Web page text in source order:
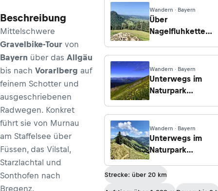
Beschreibung
Mittelschwere
Gravelbike-Tour von
Bayern über das Allgäu
bis nach Vorarlberg auf
feinem Schotter und
ausgeschriebenen
Radwegen. Konkret
führt sie von Murnau
am Staffelsee über
Füssen, das Vilstal,
Starzlachtal und
Sonthofen nach
Bregenz.
Wandern · Bayern
Über
Nagelfluhkette
Tag 2: Von den
Hütten unterm
Stuiben zur
Hochgratbahn
Wandern · Bayern
Unterwegs im
Naturpark
Etappe 2:
Kemptner
Naturfreundehaus
- Staufner Haus
Wandern · Bayern
Unterwegs im
Naturpark
Etappe 3:
Staufner Haus -
Strecke: über 20 km